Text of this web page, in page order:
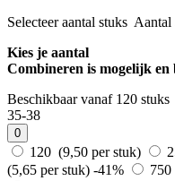
Selecteer aantal stuks Aantal
Kies je aantal
Combineren is mogelijk en
Beschikbaar vanaf 120 stuks
35-38
0
120 (9,50 per stuk)
(5,65 per stuk) -41%